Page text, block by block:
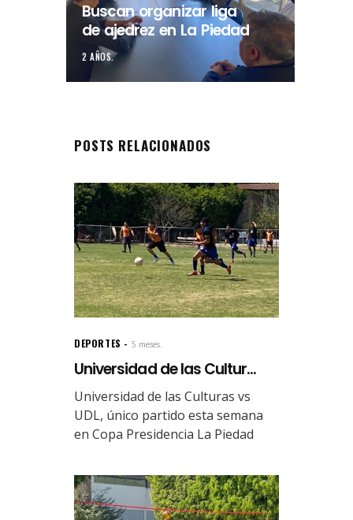
Buscan organizar liga
de ajedrez en La Piedad
2 AÑOS.
POSTS RELACIONADOS
DEPORTES 5 meses.
Universidad de las Cultur...
Universidad de las Culturas vs
UDL, único partido esta semana
en Copa Presidencia La Piedad